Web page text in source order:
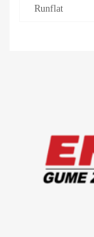
Runflat